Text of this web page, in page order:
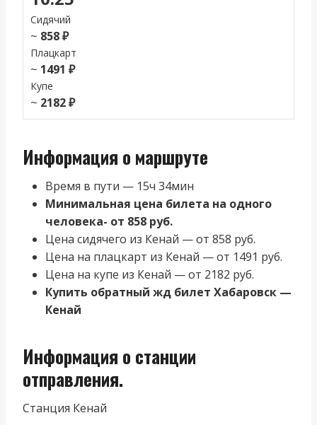
Сидячий
~ 858 ₽
Плацкарт
~ 1491 ₽
Купе
~ 2182 ₽
Информация о маршруте
Время в пути — 15ч 34мин
Минимальная цена билета на одного
человека- от 858 руб.
Цена сидячего из Кенай — от 858 руб.
Цена на плацкарт из Кенай — от 1491 руб.
Цена на купе из Кенай — от 2182 руб.
Купить обратный жд билет Хабаровск —
Кенай
Информация о станции
отправления.
Станция Кенай